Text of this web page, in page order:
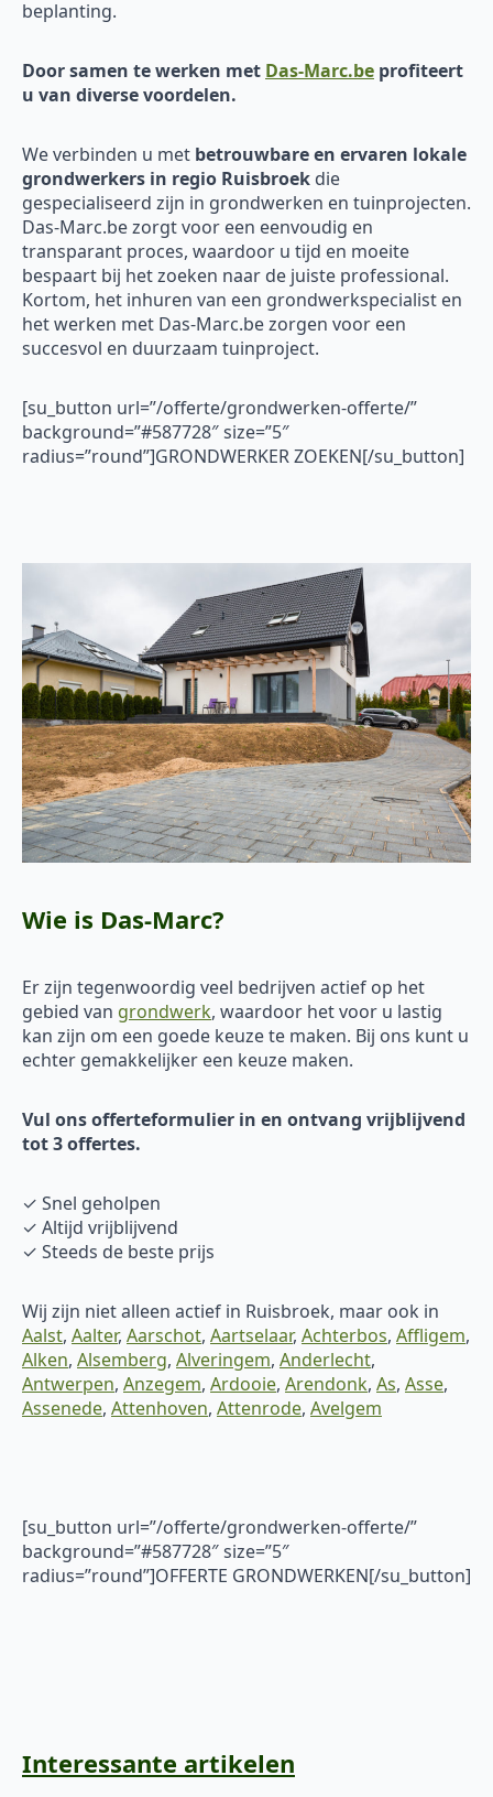
beplanting.
Door samen te werken met Das-Marc.be profiteert
u van diverse voordelen.
We verbinden u met betrouwbare en ervaren lokale
grondwerkers in regio Ruisbroek die
gespecialiseerd zijn in grondwerken en tuinprojecten.
Das-Marc.be zorgt voor een eenvoudig en
transparant proces, waardoor u tijd en moeite
bespaart bij het zoeken naar de juiste professional.
Kortom, het inhuren van een grondwerkspecialist en
het werken met Das-Marc.be zorgen voor een
succesvol en duurzaam tuinproject.
[su_button url=”/offerte/grondwerken-offerte/”
background=”#587728″ size=”5″
radius=”round”]GRONDWERKER ZOEKEN[/su_button]
Wie is Das-Marc?
Er zijn tegenwoordig veel bedrijven actief op het
gebied van grondwerk, waardoor het voor u lastig
kan zijn om een goede keuze te maken. Bij ons kunt u
echter gemakkelijker een keuze maken.
Vul ons offerteformulier in en ontvang vrijblijvend
tot 3 offertes.
✓ Snel geholpen
✓ Altijd vrijblijvend
✓ Steeds de beste prijs
Wij zijn niet alleen actief in Ruisbroek, maar ook in
Aalst, Aalter, Aarschot, Aartselaar, Achterbos, Affligem,
Alken, Alsemberg, Alveringem, Anderlecht,
Antwerpen, Anzegem, Ardooie, Arendonk, As, Asse,
Assenede, Attenhoven, Attenrode, Avelgem
[su_button url=”/offerte/grondwerken-offerte/”
background=”#587728″ size=”5″
radius=”round”]OFFERTE GRONDWERKEN[/su_button]
Interessante artikelen